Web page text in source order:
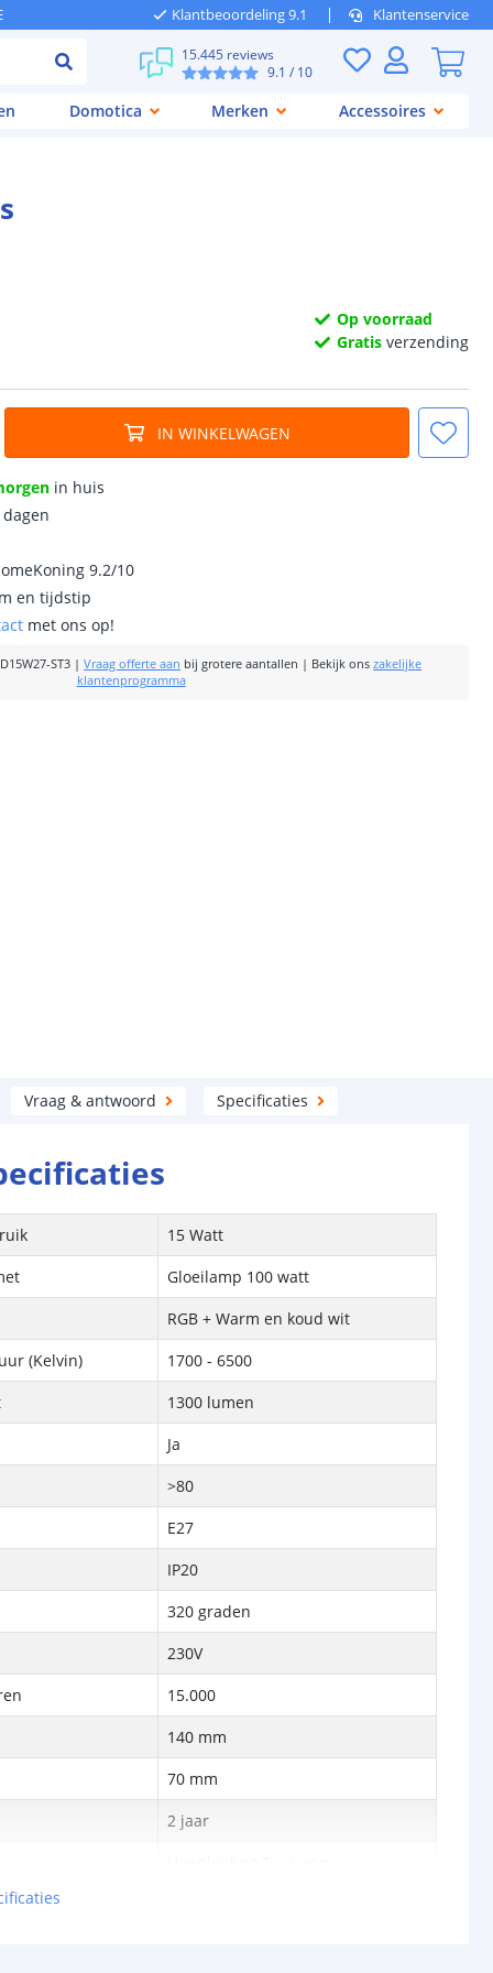
Klantbeoordeling 9.1 Klantenservice
15.445 reviews
9.1 / 10
Domotica Merken Accessoires
Op voorraad
Gratis verzending
IN WINKELWAGEN
in huis
9.2/10
en tijdstip
met ons op!
ST3 |Vraag offerte aan bij grotere aantallen | Bekijk ons zakelijke
klantenprogramma
Vraag & antwoord Specificaties
15 Watt
Gloeilamp 100 watt
RGB + Warm en koud wit
(Kelvin)
1700 - 6500
1300 lumen
Ja
>80
E27
IP20
320 graden
230V
15.000
140 mm
70 mm
2 jaar